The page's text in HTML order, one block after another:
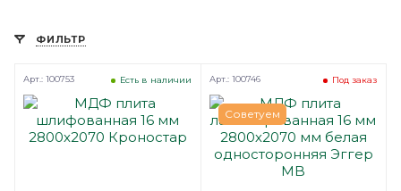
ФИЛЬТР
Есть в наличии
Арт.: 100753
Советуем
Под заказ
Арт.: 100746